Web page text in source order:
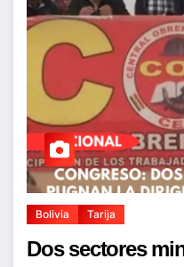
Bolivia Tarija
Dos sectores